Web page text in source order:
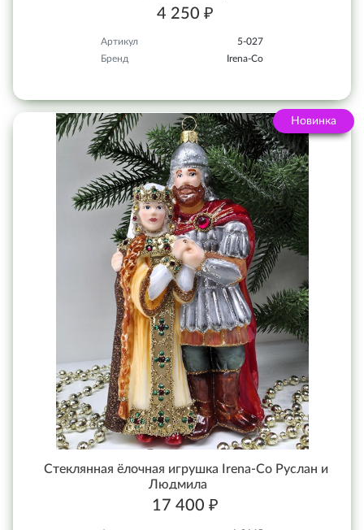
4 250 ₽
Артикул
5-027
Бренд
Irena-Co
Новинка
Стеклянная ёлочная игрушка Irena-Co Руслан и
Людмила
17 400 ₽